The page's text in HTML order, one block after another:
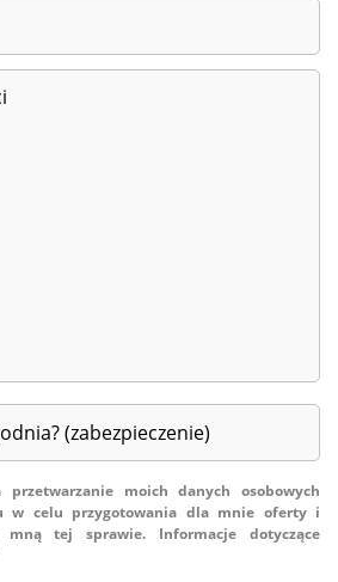
przetwarzanie moich danych osobowych
w celu przygotowania dla mnie oferty i
tej sprawie. Informacje dotyczące